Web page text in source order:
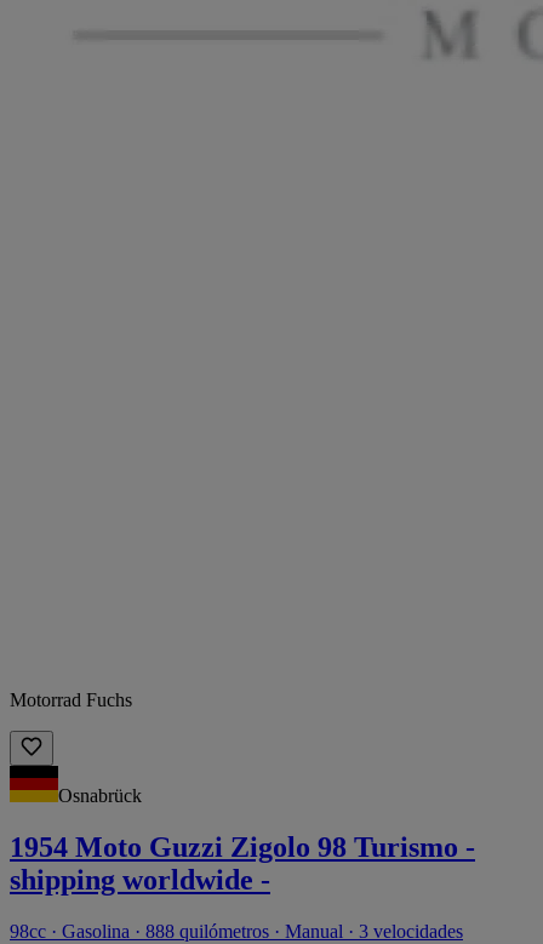
Motorrad Fuchs
Osnabrück
1954 Moto Guzzi Zigolo 98 Turismo -
shipping worldwide -
98cc · Gasolina · 888 quilómetros · Manual · 3 velocidades